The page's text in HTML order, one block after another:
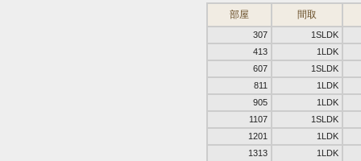
部屋 間取
307
1SLDK
413
1LDK
607
1SLDK
811
1LDK
905
1LDK
1107
1SLDK
1201
1LDK
1313
1LDK